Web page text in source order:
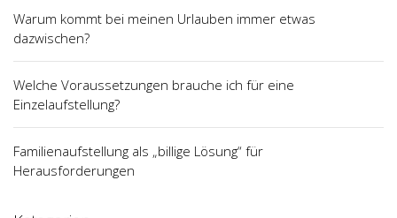
Warum kommt bei meinen Urlauben immer etwas
dazwischen?
Welche Voraussetzungen brauche ich für eine
Einzelaufstellung?
Familienaufstellung als „billige Lösung“ für
Herausforderungen